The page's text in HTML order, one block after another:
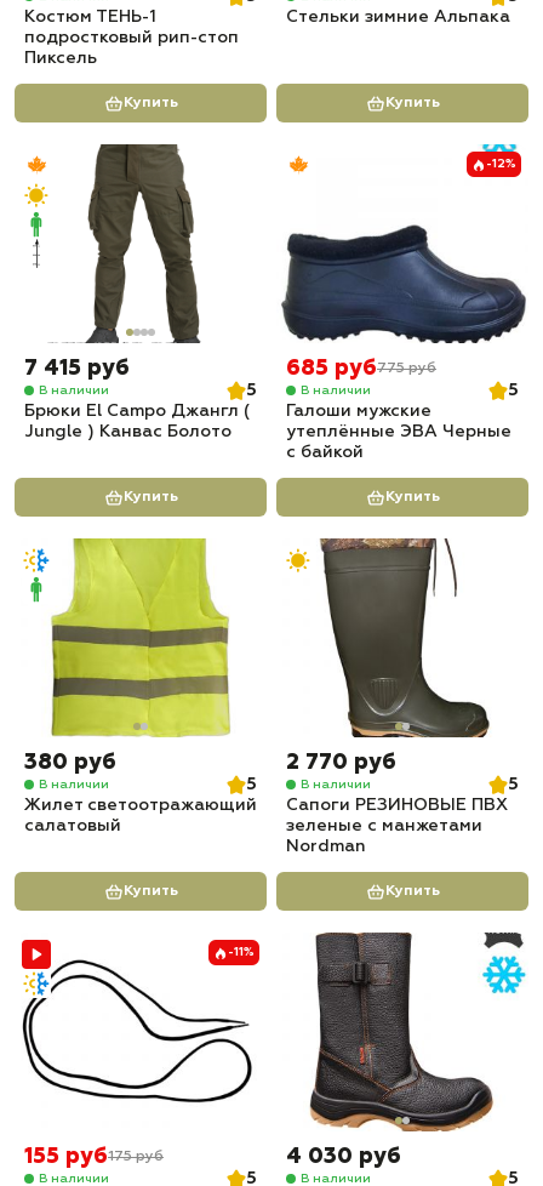
Костюм ТЕНЬ-1
подростковый рип-стоп
Пиксель
Купить
Стельки зимние Альпака
Купить
7 415 руб
В наличии
5
Брюки El Campo Джангл (
Jungle ) Канвас Болото
Купить
-12%
685 руб775 руб
В наличии
5
Галоши мужские
утеплённые ЭВА Черные
с байкой
Купить
380 руб
В наличии
5
Жилет светоотражающий
салатовый
Купить
2 770 руб
В наличии
5
Сапоги РЕЗИНОВЫЕ ПВХ
зеленые с манжетами
Nordman
Купить
-11%
155 руб175 руб
В наличии 5
4 030 руб
В наличии 5